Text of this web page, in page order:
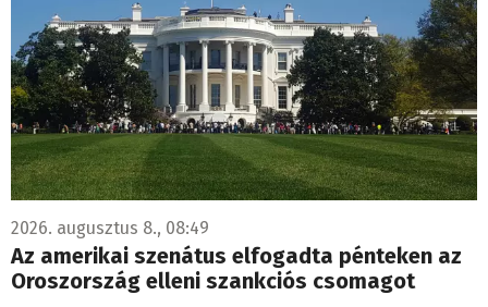
2026. augusztus 8., 08:49
Az amerikai szenátus elfogadta pénteken az
Oroszország elleni szankciós csomagot
Az amerikai szenátus megszavazta pénteken az